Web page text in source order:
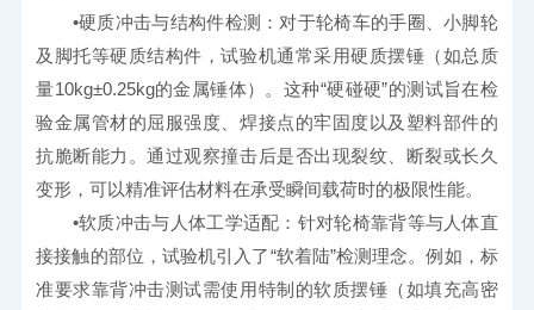
•硬质冲击与结构件检测：对于轮椅车的手圈、小脚轮
及脚托等硬质结构件，试验机通常采用硬质摆锤（如总质
量10kg±0.25kg的金属锤体）。这种“硬碰硬”的测试旨在检
验金属管材的屈服强度、焊接点的牢固度以及塑料部件的
抗脆断能力。通过观察撞击后是否出现裂纹、断裂或长久
变形，可以精准评估材料在承受瞬间载荷时的极限性能。
•软质冲击与人体工学适配：针对轮椅靠背等与人体直
接接触的部位，试验机引入了“软着陆”检测理念。例如，标
准要求靠背冲击测试需使用特制的软质摆锤（如填充高密